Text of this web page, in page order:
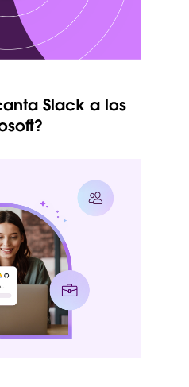
Slack a los